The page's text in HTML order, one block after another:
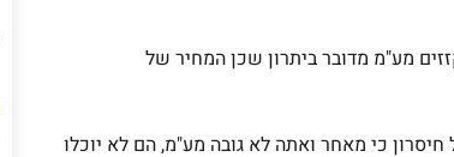
מע"מ מדובר ביתרון שכן המחיר של
כי מאחר ואתה לא גובה מע"מ, הם לא יוכלו